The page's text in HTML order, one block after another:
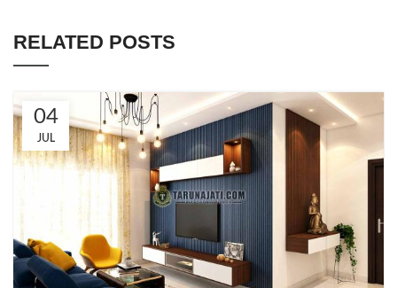
RELATED POSTS
04
JUL